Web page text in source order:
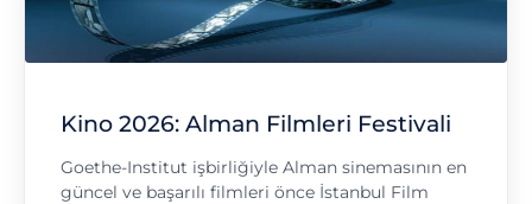
Kino 2026: Alman Filmleri Festivali
Goethe-Institut işbirliğiyle Alman sinemasının en
güncel ve başarılı filmleri önce İstanbul Film